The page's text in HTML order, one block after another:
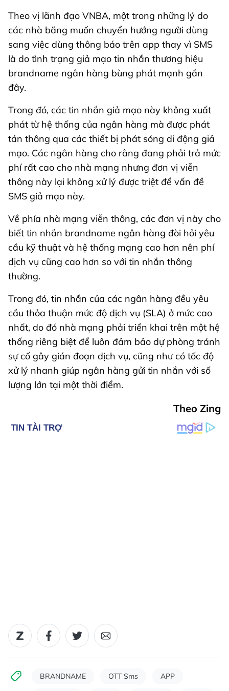
Theo vị lãnh đạo VNBA, một trong những lý do
các nhà băng muốn chuyển hướng người dùng
sang việc dùng thông báo trên app thay vì SMS
là do tình trạng giả mạo tin nhắn thương hiệu
brandname ngân hàng bùng phát mạnh gần
đây.
Trong đó, các tin nhắn giả mạo này không xuất
phát từ hệ thống của ngân hàng mà được phát
tán thông qua các thiết bị phát sóng di động giả
mạo. Các ngân hàng cho rằng đang phải trả mức
phí rất cao cho nhà mạng nhưng đơn vị viễn
thông này lại không xử lý được triệt để vấn đề
SMS giả mạo này.
Về phía nhà mạng viễn thông, các đơn vị này cho
biết tin nhắn brandname ngân hàng đòi hỏi yêu
cầu kỹ thuật và hệ thống mạng cao hơn nên phí
dịch vụ cũng cao hơn so với tin nhắn thông
thường.
Trong đó, tin nhắn của các ngân hàng đều yêu
cầu thỏa thuận mức độ dịch vụ (SLA) ở mức cao
nhất, do đó nhà mạng phải triển khai trên một hệ
thống riêng biệt để luôn đảm bảo dự phòng tránh
sự cố gây gián đoạn dịch vụ, cũng như có tốc độ
xử lý nhanh giúp ngân hàng gửi tin nhắn với số
lượng lớn tại một thời điểm.
Theo Zing
BRANDNAME OTT Sms APP